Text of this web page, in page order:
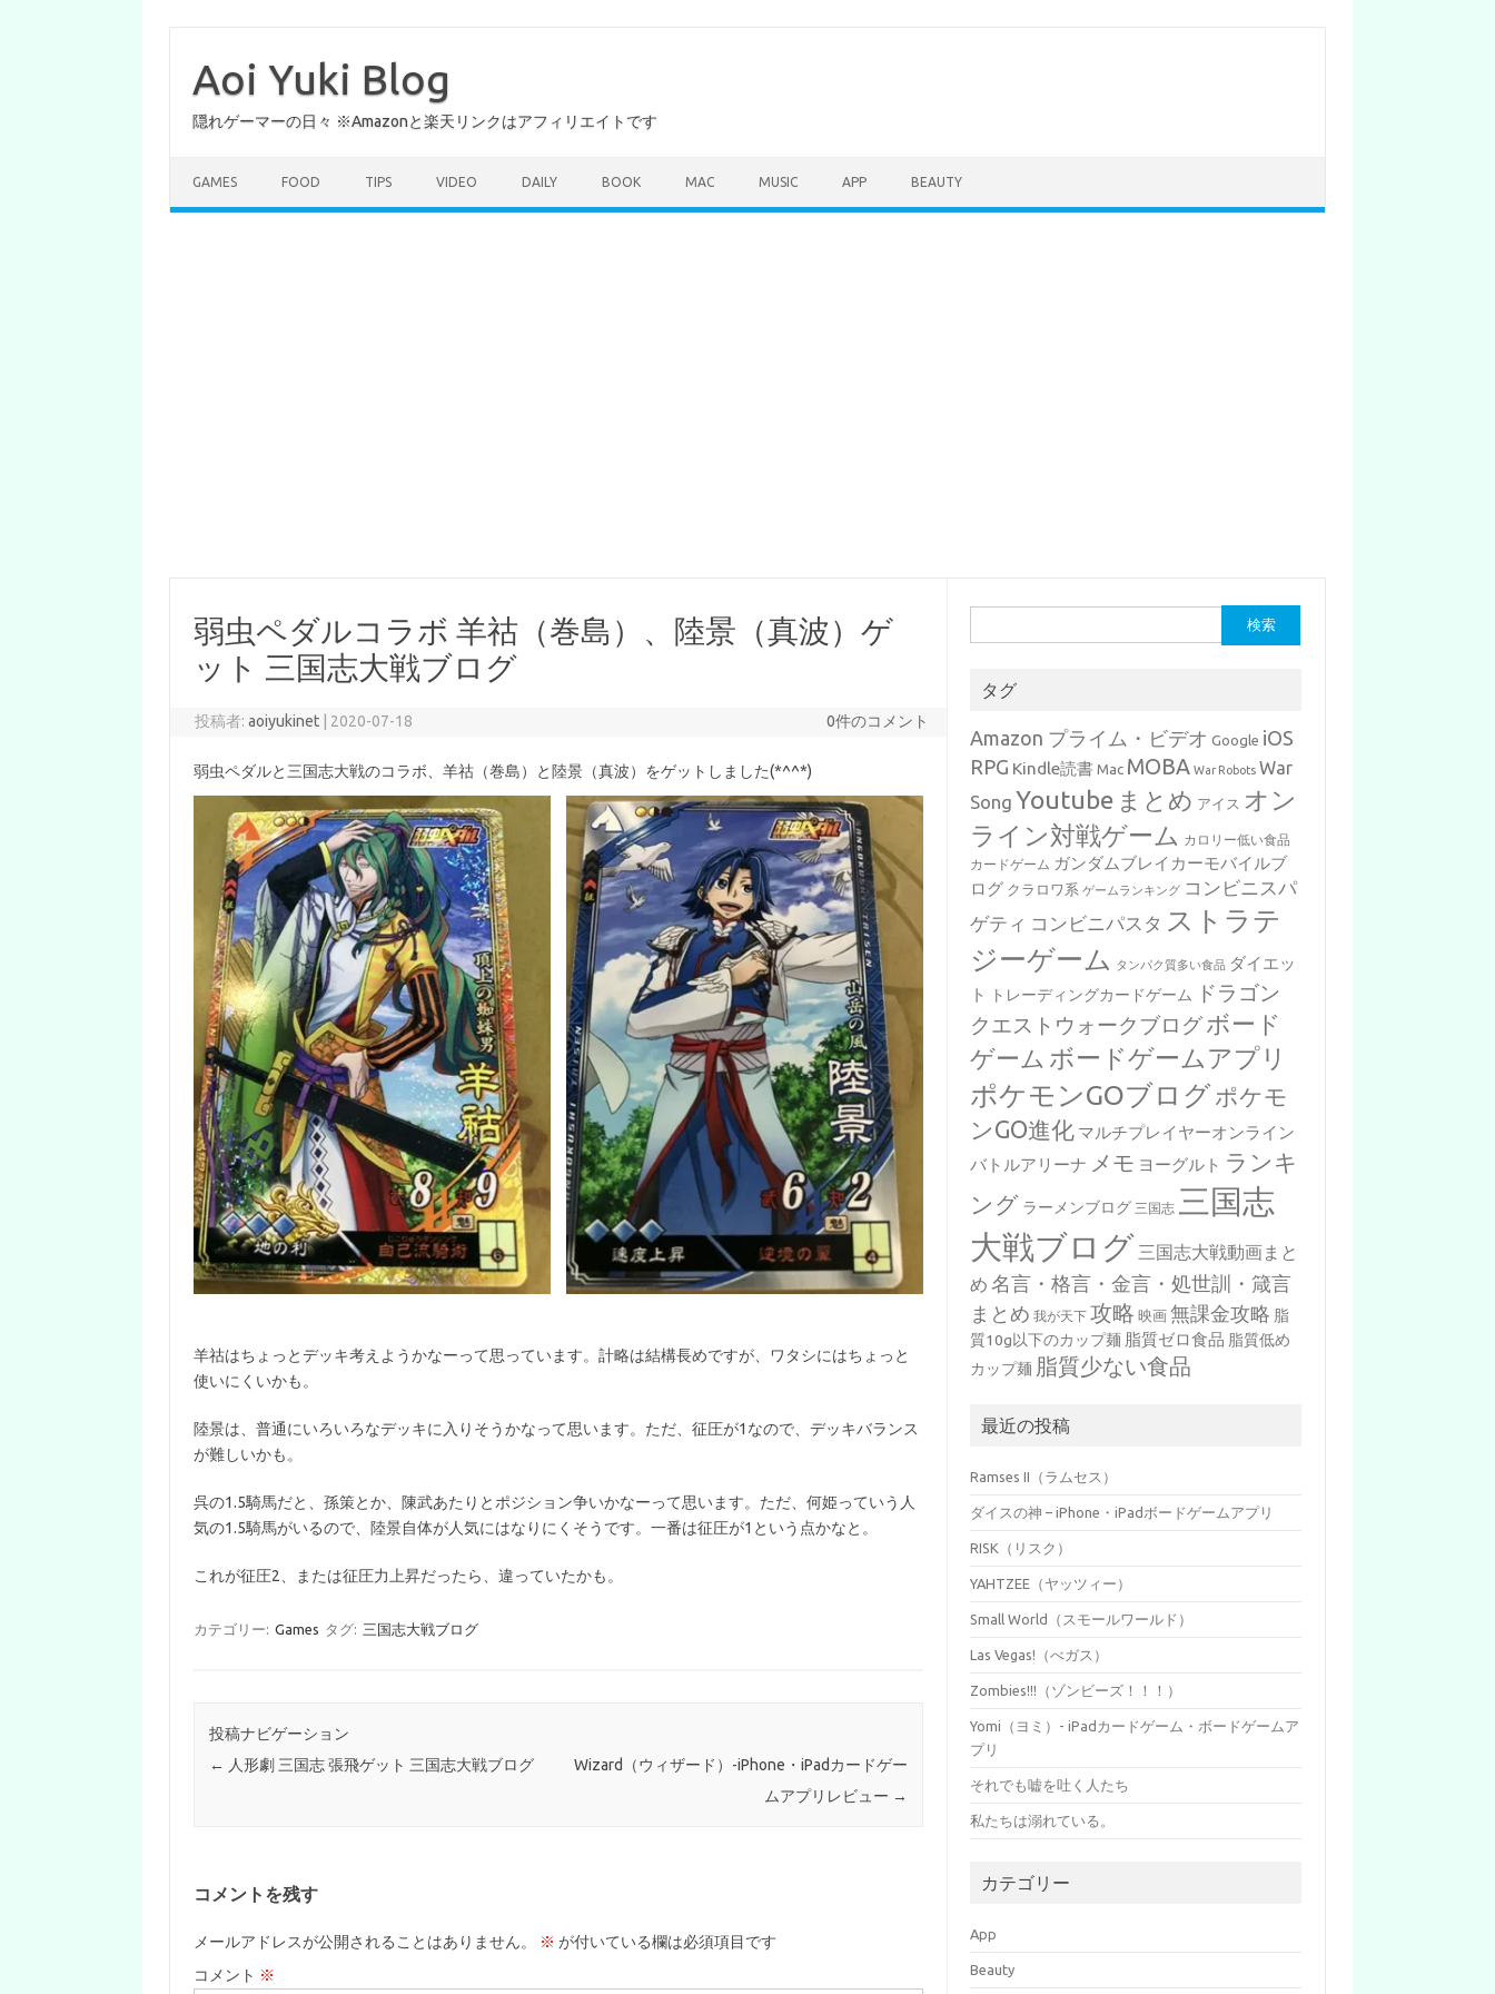
Aoi Yuki Blog
隠れゲーマーの日々 ※Amazonと楽天リンクはアフィリエイトです
GAMES FOOD TIPS VIDEO DAILY BOOK MAC MUSIC APP BEAUTY
弱虫ペダルコラボ 羊祜（巻島）、陸景（真波）ゲ
ット 三国志大戦ブログ
投稿者:aoiyukinet 2020-07-18 0件のコメント
弱虫ペダルと三国志大戦のコラボ、羊祜（巻島）と陸景（真波）をゲットしました(*^^*)
羊祜はちょっとデッキ考えようかなーって思っています。計略は結構長めですが、ワタシにはちょっと
使いにくいかも。
陸景は、普通にいろいろなデッキに入りそうかなって思います。ただ、征圧が1なので、デッキバランス
が難しいかも。
呉の1.5騎馬だと、孫策とか、陳武あたりとポジション争いかなーって思います。ただ、何姫っていう人
気の1.5騎馬がいるので、陸景自体が人気にはなりにくそうです。一番は征圧が1という点かなと。
これが征圧2、または征圧力上昇だったら、違っていたかも。
カテゴリー: Games タグ: 三国志大戦ブログ
投稿ナビゲーション
← 人形劇 三国志 張飛ゲット 三国志大戦ブログ
Wizard（ウィザード）-iPhone・iPadカードゲー
ムアプリレビュー →
コメントを残す
メールアドレスが公開されることはありません。 ※ が付いている欄は必須項目です
コメント ※
索:
タグ
Amazon プライム・ビデオ Google iOS
RPG Kindle読書 Mac MOBA War Robots War
Song Youtube まとめ アイス オン
ライン対戦ゲーム カロリー低い食品
カードゲーム ガンダムブレイカーモバイルブ
ログ クラロワ系 ゲームランキング コンビニスパ
ゲティ コンビニパスタ ストラテ
ジーゲーム
タンパク質多い食品 ダイエッ
ト
トレーディングカードゲーム
ドラゴン
クエストウォークブログボード
ゲーム ボードゲームアプリ
ポケモンGOブログポケモ
ンGO進化 マルチプレイヤーオンライン
バトルアリーナ メモ ヨーグルト ランキ
ング ラーメンブログ 三国志 三国志
大戦ブログ 三国志大戦動画まと
め 名言・格言・金言・処世訓・箴言
まとめ 我が天下 攻略 映画 無課金攻略 脂
質10g以下のカップ麺 脂質ゼロ食品 脂質低め
カップ麺 脂質少ない食品
最近の投稿
Ramses II（ラムセス）
ダイスの神 – iPhone・iPadボードゲームアプリ
RISK（リスク）
YAHTZEE（ヤッツィー）
Small World（スモールワールド）
Las Vegas!（べガス）
Zombies!!!（ゾンビーズ！！！）
Yomi（ヨミ）- iPadカードゲーム・ボードゲームア
プリ
それでも嘘を吐く人たち
私たちは溺れている。
カテゴリー
App
Beauty